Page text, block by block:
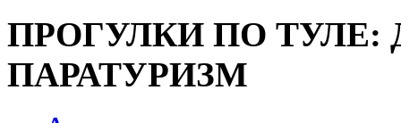
ПРОГУЛКИ ПО
ПАРАТУРИЗМ